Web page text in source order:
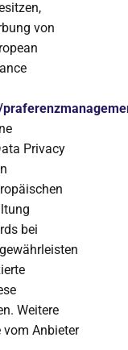
von
Privacy
bei
Weitere
Anbieter